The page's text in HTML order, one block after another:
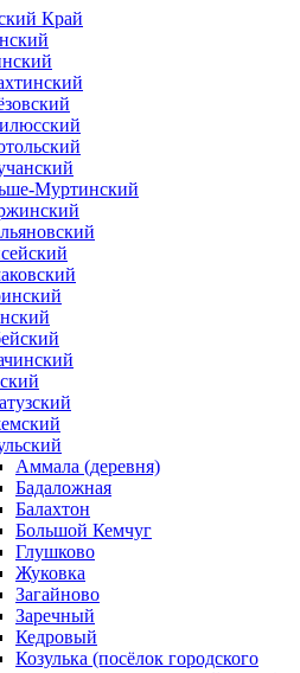
Край
Аммала (деревня)
Бадаложная
Балахтон
Большой Кемчуг
Глушково
Жуковка
Загайново
Заречный
Кедровый
Козулька (посёлок городского